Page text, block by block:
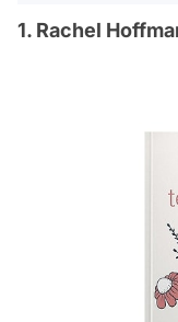
1. Rachel